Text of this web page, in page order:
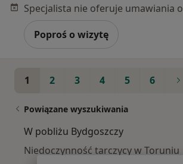
Poproś o wizytę
1 2 3 4 5 6
Powiązane wyszukiwania
W pobliżu Bydgoszczy
Niedoczynność tarczycy w Toruniu